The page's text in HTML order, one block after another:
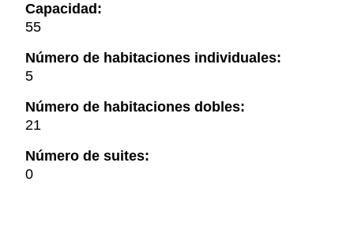
Capacidad:
55
Número de habitaciones individuales:
5
Número de habitaciones dobles:
21
Número de suites:
0